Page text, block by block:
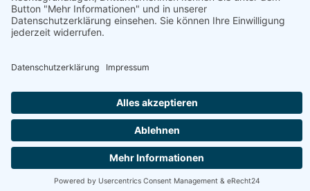
Produktübersicht
Aceto Balsamico, Algensalz, Aroma-Öl, Backerbsen,